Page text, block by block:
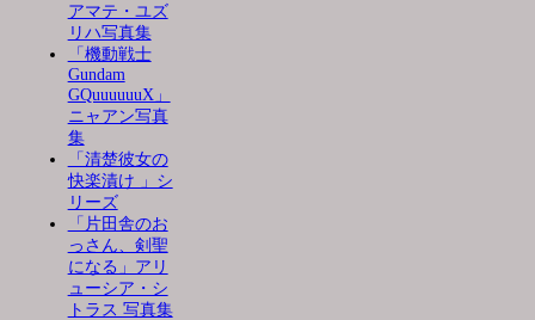
アマテ・ユズ
リハ写真集
「機動戦士
Gundam
GQuuuuuuX」
ニャアン写真
集
「清楚彼女の
快楽漬け 」シ
リーズ
「片田舎のお
っさん、剣聖
になる」アリ
ューシア・シ
トラス 写真集